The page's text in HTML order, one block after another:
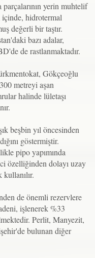
yerin muhtelif
içinde, hidrotermal
değerli bir taştır.
bazı adalar,
de rastlanmaktadır.
Gökçeoğlu
metreyi aşan
halinde lületaşı
beşbin yıl öncesinden
göstermiştir.
pipo yapımında
özelliğinden dolayı uzay
de önemli rezervlere
işlenerek %33
Perlit, Manyezit,
bulunan diğer